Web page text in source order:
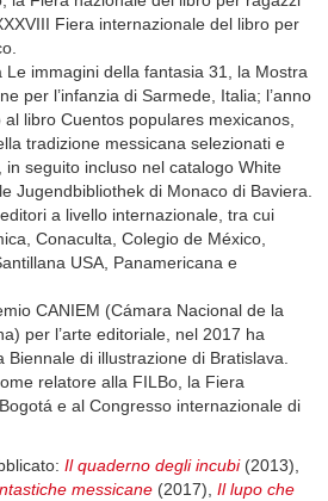
Fiera internazionale del libro per
Le immagini della fantasia 31, la Mostra
per l’infanzia di Sarmede, Italia; l’anno
libro Cuentos populares mexicanos,
tradizione messicana selezionati e
seguito incluso nel catalogo White
Jugendbibliothek di Monaco di Baviera.
a livello internazionale, tra cui
Conaculta, Colegio de México,
USA, Panamericana e
CANIEM (Cámara Nacional de la
per l’arte editoriale, nel 2017 ha
Biennale di illustrazione di Bratislava.
relatore alla FILBo, la Fiera
e al Congresso internazionale di
Il quaderno degli incubi (2013),
messicane (2017), Il lupo che